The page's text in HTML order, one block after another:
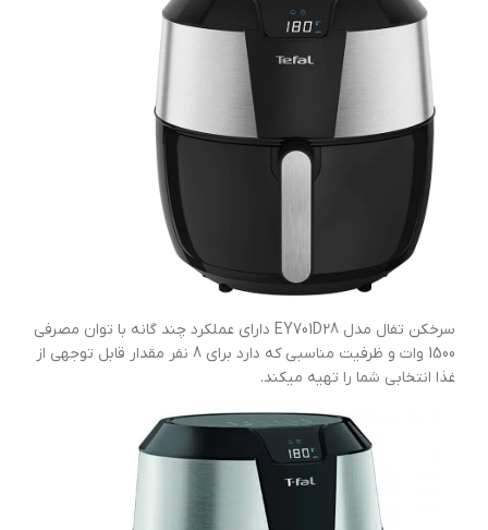
سرخکن تفال مدل EY701D28 دارای عملکرد چند گانه با توان مصرفی
1500 وات و ظرفیت مناسبی که دارد برای 8 نفر مقدار قابل توجهی از
غذا انتخابی شما را تهیه میکند.